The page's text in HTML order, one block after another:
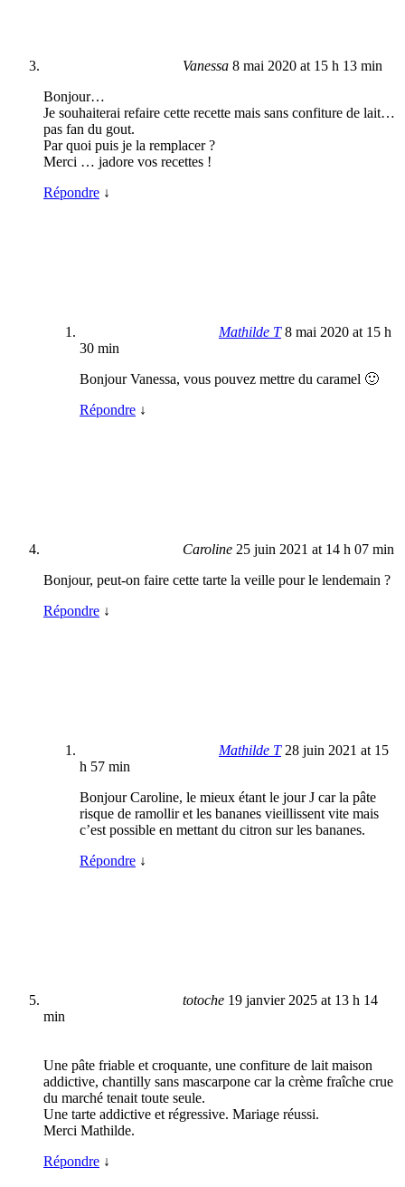
Vanessa 8 mai 2020 at 15 h 13 min
Bonjour…
Je souhaiterai refaire cette recette mais sans confiture de lait…
pas fan du gout.
Par quoi puis je la remplacer ?
Merci … jadore vos recettes !
Répondre ↓
Mathilde T 8 mai 2020 at 15 h
30 min
Bonjour Vanessa, vous pouvez mettre du caramel 🙂
Répondre ↓
Caroline 25 juin 2021 at 14 h 07 min
Bonjour, peut-on faire cette tarte la veille pour le lendemain ?
Répondre ↓
Mathilde T 28 juin 2021 at 15
h 57 min
Bonjour Caroline, le mieux étant le jour J car la pâte
risque de ramollir et les bananes vieillissent vite mais
c’est possible en mettant du citron sur les bananes.
Répondre ↓
totoche 19 janvier 2025 at 13 h 14
min
Une pâte friable et croquante, une confiture de lait maison
addictive, chantilly sans mascarpone car la crème fraîche crue
du marché tenait toute seule.
Une tarte addictive et régressive. Mariage réussi.
Merci Mathilde.
Répondre ↓